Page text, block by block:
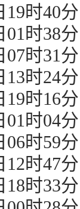
19时40分
01时38分
07时31分
13时24分
19时16分
01时04分
06时59分
12时47分
18时33分